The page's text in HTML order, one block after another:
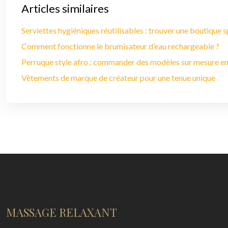
Articles similaires
Serviettes hygiéniques réutilisables : trouver une boutique
Comment fonctionne le brumisateur d’eau rechargeable ?
Perruque style afro : commander des modèles sur mesure
Vêtements de marque de créateur pour une tenue unique
MASSAGE RELAXANT